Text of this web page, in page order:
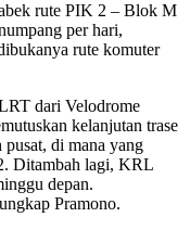
rute PIK 2 – Blok M
per hari,
rute komuter
dari Velodrome
kelanjutan trase
di mana yang
Ditambah lagi, KRL
depan.
Pramono.